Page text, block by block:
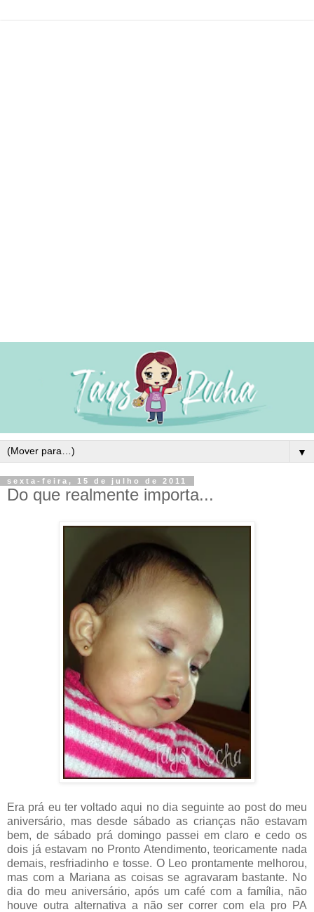
▼
sexta-feira, 15 de julho de 2011
Do que realmente importa...
Era prá eu ter voltado aqui no dia seguinte ao post do meu
aniversário, mas desde sábado as crianças não estavam
bem, de sábado prá domingo passei em claro e cedo os
dois já estavam no Pronto Atendimento, teoricamente nada
demais, resfriadinho e tosse. O Leo prontamente melhorou,
mas com a Mariana as coisas se agravaram bastante. No
dia do meu aniversário, após um café com a família, não
houve outra alternativa a não ser correr com ela pro PA